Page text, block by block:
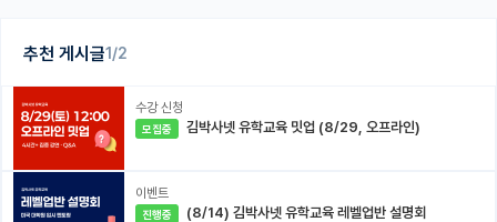
추천 게시글1/2
수강 신청
모집중 김박사넷 유학교육 밋업 (8/29, 오프라인)
이벤트
진행중 (8/14) 김박사넷 유학교육 레벨업반 설명회